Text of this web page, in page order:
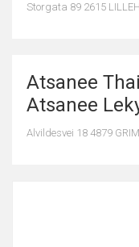
Storgata 89 2615
Atsanee
Atsanee
Alvildesvei 18 4879